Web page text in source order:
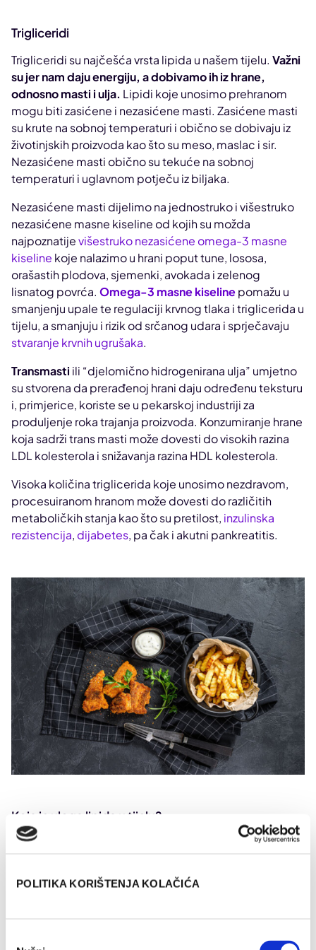
POLITIKA KORIŠTENJA KOLAČIĆA
Trigliceridi
Trigliceridi su najčešća vrsta lipida u našem tijelu. Važni
su jer nam daju energiju, a dobivamo ih iz hrane,
odnosno masti i ulja. Lipidi koje unosimo prehranom
mogu biti zasićene i nezasićene masti. Zasićene masti
su krute na sobnoj temperaturi i obično se dobivaju iz
životinjskih proizvoda kao što su meso, maslac i sir.
Nezasićene masti obično su tekuće na sobnoj
temperaturi i uglavnom potječu iz biljaka.
Nezasićene masti dijelimo na jednostruko i višestruko
nezasićene masne kiseline od kojih su možda
najpoznatijevišestruko nezasićene omega-3 masne
kiseline koje nalazimo u hrani poput tune, lososa,
orašastih plodova, sjemenki, avokada i zelenog
lisnatog povrća. Omega-3 masne kiselinepomažu u
smanjenju upale te regulaciji krvnog tlaka i triglicerida u
tijelu, a smanjuju i rizik od srčanog udara i sprječavaju
stvaranje krvnih ugrušaka.
Transmasti ili “djelomično hidrogenirana ulja” umjetno
su stvorena da prerađenoj hrani daju određenu teksturu
i, primjerice, koriste se u pekarskoj industriji za
produljenje roka trajanja proizvoda. Konzumiranje hrane
koja sadrži trans masti može dovesti do visokih razina
LDL kolesterola i snižavanja razina HDL kolesterola.
Visoka količina triglicerida koje unosimo nezdravom,
procesuiranom hranom može dovesti do različitih
metaboličkih stanja kao što su pretilost, inzulinska
rezistencija, dijabetes, pa čak i akutni pankreatitis.
Koja je uloga lipida u tijelu?
Lipidi imaju niz funkcija, uključujući:
Zaštita živčanih stanica.